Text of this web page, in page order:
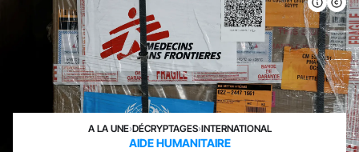
A LA UNE›DÉCRYPTAGES›INTERNATIONAL
AIDE HUMANITAIRE